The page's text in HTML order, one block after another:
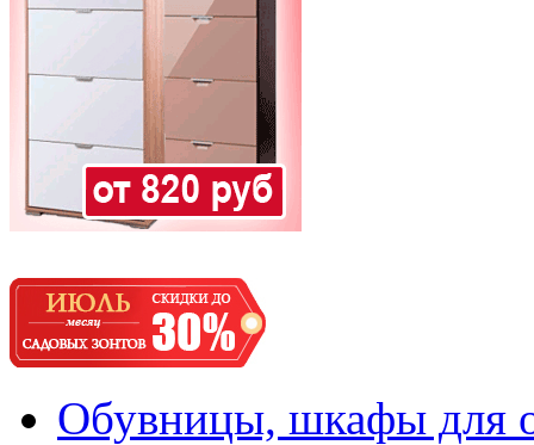
Обувницы, шкафы для